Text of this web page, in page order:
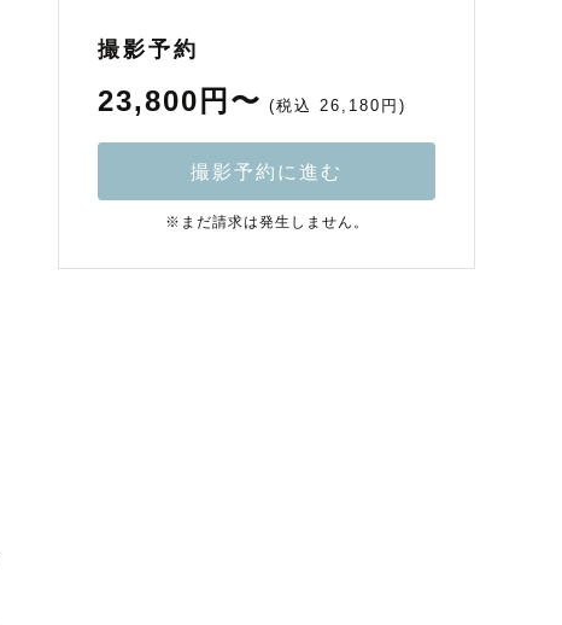
撮影予約
23,800円〜 (税込 26,180円)
撮影予約に進む
※まだ請求は発生しません。